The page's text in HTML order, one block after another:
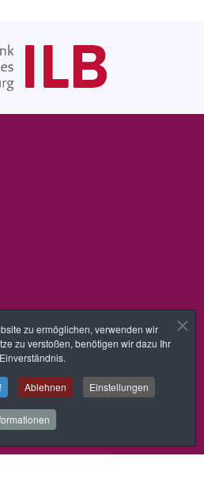
zu ermöglichen, verwenden wir
zu verstoßen, benötigen wir dazu Ihr
Ablehnen Einstellungen